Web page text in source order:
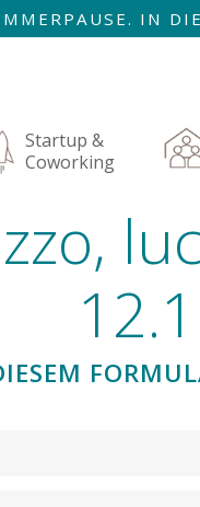
IN
Startup &
Coworking